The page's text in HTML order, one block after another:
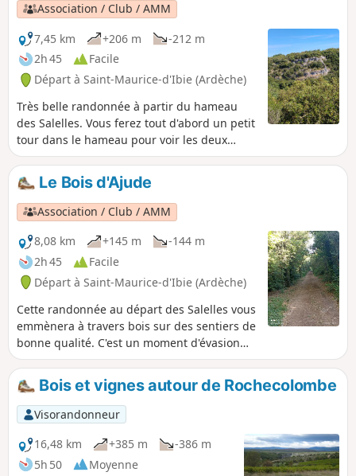
Association / Club / AMM
7,45 km
+206 m
-212 m
2h 45
Facile
Départ à Saint-Maurice-d'Ibie (Ardèche)
Très belle randonnée à partir du hameau
des Salelles. Vous ferez tout d'abord un petit
tour dans le hameau pour voir les deux
fours à pains, puis vous continuerez en forêt
et passerez devant un champ de lavande. Le
retour sera moins ombragé.
Le Bois d'Ajude
Association / Club / AMM
8,08 km
+145 m
-144 m
2h 45
Facile
Départ à Saint-Maurice-d'Ibie (Ardèche)
Cette randonnée au départ des Salelles vous
emmènera à travers bois sur des sentiers de
bonne qualité. C'est un moment d'évasion
loin du bruit et une bonne manière de
découvrir les charmes de ce bois. Il y a une
grimpette à la Combe Billiaire, qu'il faut
surplomber.
Bois et vignes autour de Rochecolombe
Visorandonneur
16,48 km
+385 m
-386 m
5h 50
Moyenne